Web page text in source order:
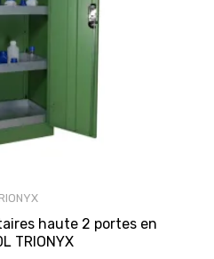
haute 2 portes en
TRIONYX